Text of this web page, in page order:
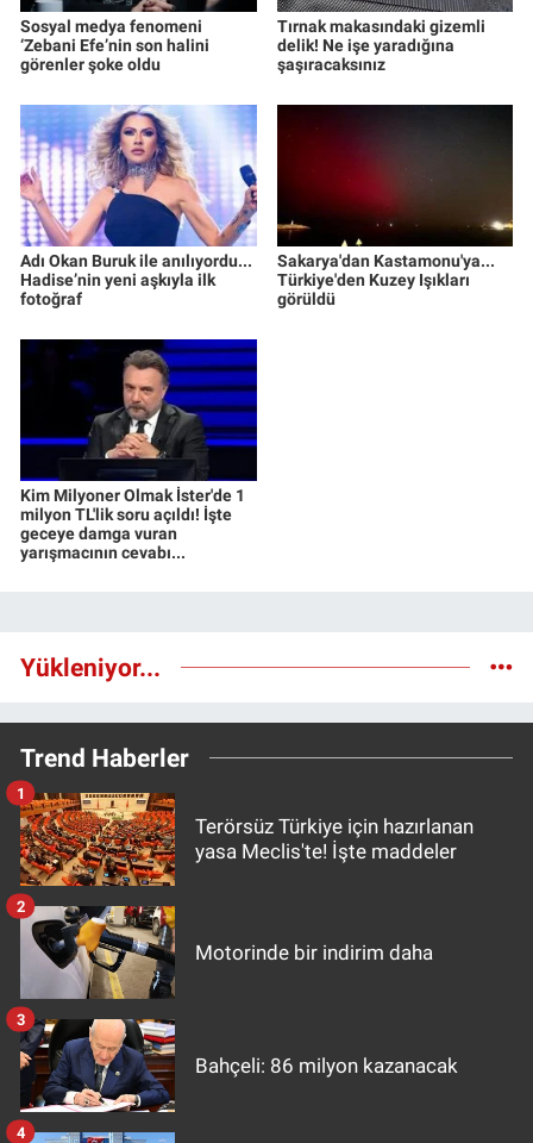
Sosyal medya fenomeni
‘Zebani Efe’nin son halini
görenler şoke oldu
Tırnak makasındaki gizemli
delik! Ne işe yaradığına
şaşıracaksınız
Adı Okan Buruk ile anılıyordu...
Hadise’nin yeni aşkıyla ilk
fotoğraf
Sakarya'dan Kastamonu'ya...
Türkiye'den Kuzey Işıkları
görüldü
Kim Milyoner Olmak İster'de 1
milyon TL'lik soru açıldı! İşte
geceye damga vuran
yarışmacının cevabı...
Yükleniyor...
Trend Haberler
Terörsüz Türkiye için hazırlanan
yasa Meclis'te! İşte maddeler
1
Motorinde bir indirim daha
2
Bahçeli: 86 milyon kazanacak
3
4